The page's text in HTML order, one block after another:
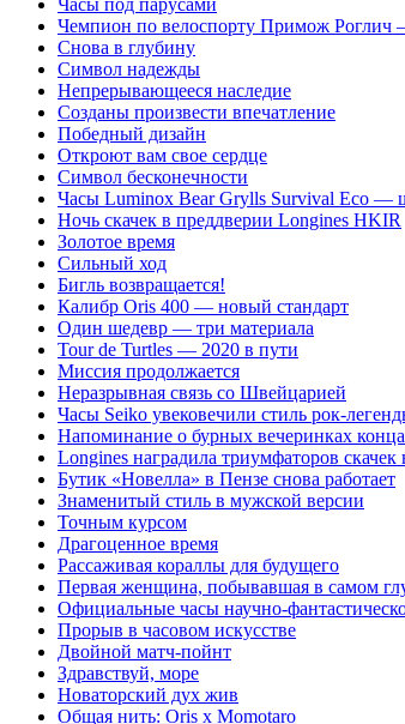
Часы под парусами
Чемпион по велоспорту Примож Роглич
Снова в глубину
Символ надежды
Непрерывающееся наследие
Созданы произвести впечатление
Победный дизайн
Откроют вам свое сердце
Символ бесконечности
Часы Luminox Bear Grylls Survival Eco —
Ночь скачек в преддверии Longines HKIR
Золотое время
Сильный ход
Бигль возвращается!
Калибр Oris 400 — новый стандарт
Один шедевр — три материала
Tour de Turtles — 2020 в пути
Миссия продолжается
Неразрывная связь со Швейцарией
Часы Seiko увековечили стиль рок-
Напоминание о бурных вечеринках
Longines наградила триумфаторов
Бутик «Новелла» в Пензе снова работает
Знаменитый стиль в мужской версии
Точным курсом
Драгоценное время
Рассаживая кораллы для будущего
Первая женщина, побывавшая в самом
Официальные часы научно-
Прорыв в часовом искусстве
Двойной матч-пойнт
Здравствуй, море
Новаторский дух жив
Общая нить: Oris x Momotaro